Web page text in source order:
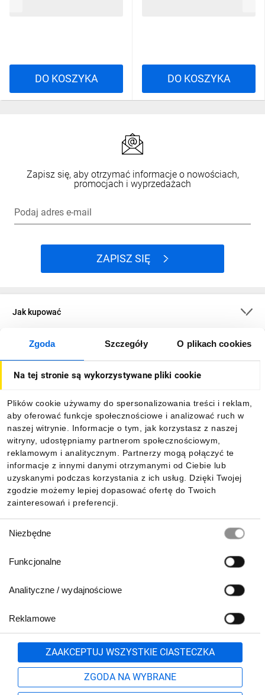
Zgoda Szczegóły O plikach cookies
Na tej stronie są wykorzystywane pliki cookie
Plików cookie używamy do spersonalizowania treści i reklam,
aby oferować funkcje społecznościowe i analizować ruch w
naszej witrynie. Informacje o tym, jak korzystasz z naszej
witryny, udostępniamy partnerom społecznościowym,
reklamowym i analitycznym. Partnerzy mogą połączyć te
informacje z innymi danymi otrzymanymi od Ciebie lub
uzyskanymi podczas korzystania z ich usług. Dzięki Twojej
zgodzie możemy lepiej dopasować ofertę do Twoich
zainteresowań i preferencji.
zgody
Niezbędne
Funkcjonalne
Analityczne / wydajnościowe
Reklamowe
ZAAKCEPTUJ WSZYSTKIE CIASTECZKA
ZGODA NA WYBRANE
DO KOSZYKA DO KOSZYKA
Zapisz się, aby otrzymać informacje o nowościach,
promocjach i wyprzedażach
Podaj adres e-mail
ZAPISZ SIĘ
Jak kupować
O firmie
Informacje
Pobierz naszą aplikację mobilną:
801 500 700 lub
71 37 61 600
Formularz kontaktowy